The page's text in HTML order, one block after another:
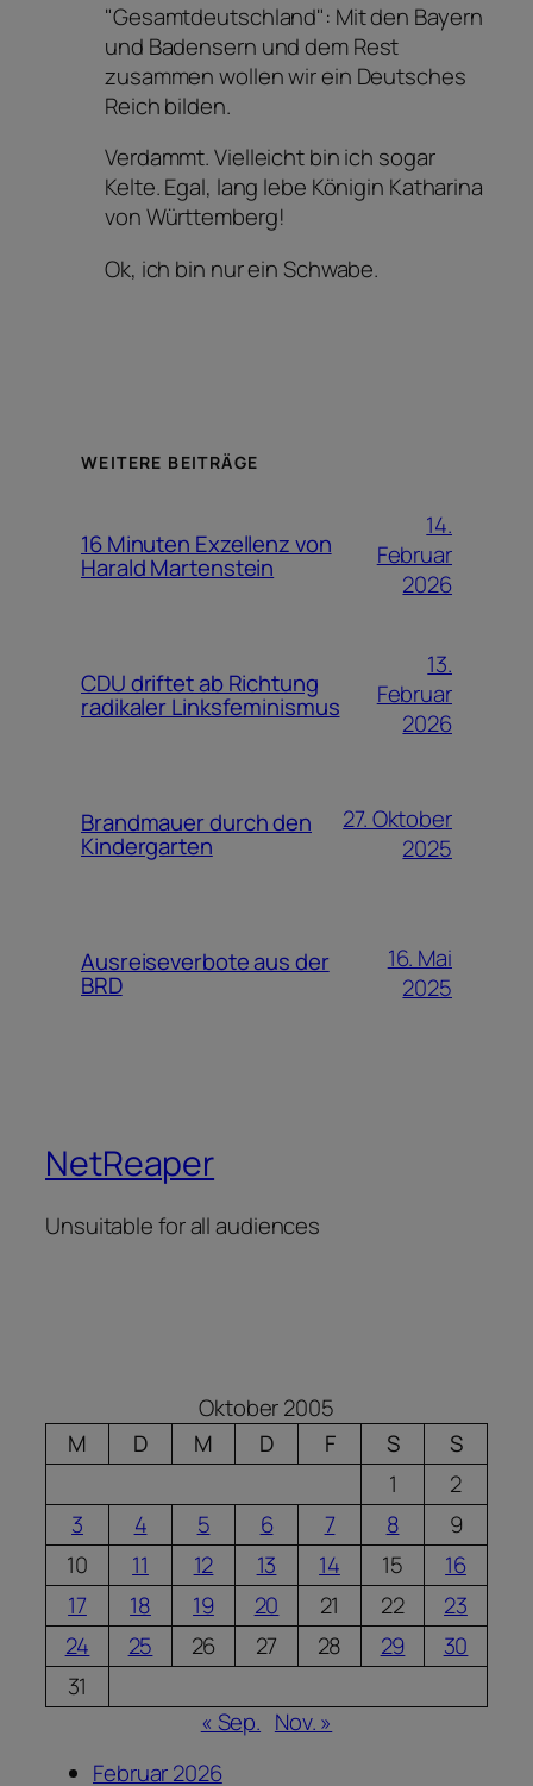
"Gesamtdeutschland": Mit den Bayern
und Badensern und dem Rest
zusammen wollen wir ein Deutsches
Reich bilden.
Verdammt. Vielleicht bin ich sogar
Kelte. Egal, lang lebe Königin Katharina
von Württemberg!
Ok, ich bin nur ein Schwabe.
WEITERE BEITRÄGE
16 Minuten Exzellenz von
Harald Martenstein
14.
Februar
2026
CDU driftet ab Richtung
radikaler Linksfeminismus
13.
Februar
2026
Brandmauer durch den
Kindergarten
27. Oktober
2025
Ausreiseverbote aus der
BRD
16. Mai
2025
NetReaper
Unsuitable for all audiences
Oktober 2005
M
D M D F S
S
1
2
3
4 5 6 7 8
9
10
11 12 13 14 15
16
17
18 19 20 21 22
23
24
25 26 27 28 29
30
31
« Sep. Nov. »
Februar 2026